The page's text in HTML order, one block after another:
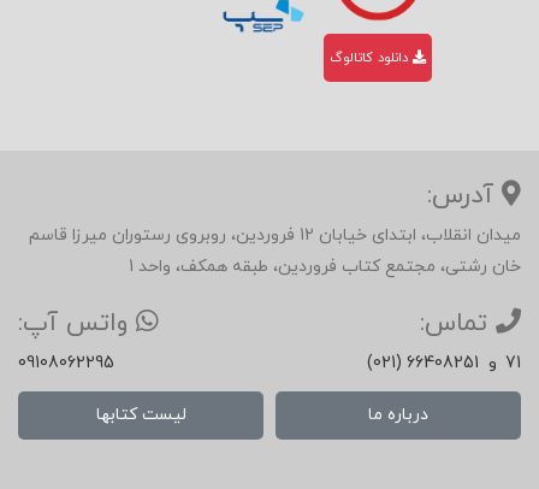
دانلود کاتالوگ
آدرس:
میدان انقلاب، ابتدای خیابان 12 فروردین، روبروی رستوران میرزا قاسم
خان رشتی، مجتمع کتاب فروردین، طبقه همکف، واحد 1
تماس:
(021) 66408251 و 71
واتس آپ:
09108062295
درباره ما لیست کتابها